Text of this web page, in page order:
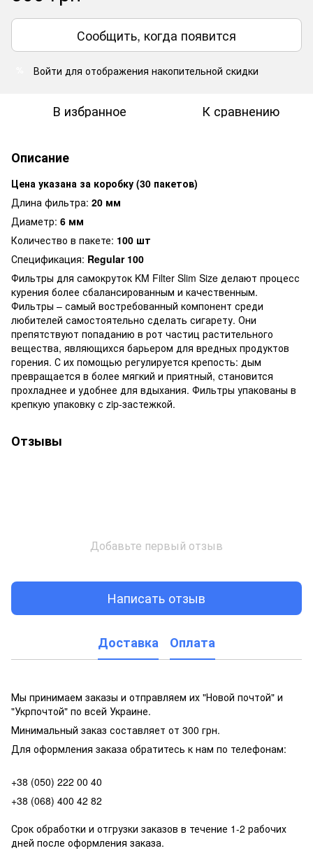
Сообщить, когда появится
Войти для отображения накопительной скидки
В избранное К сравнению
Описание
Цена указана за коробку (30 пакетов)
Длина фильтра: 20 мм
Диаметр: 6 мм
Количество в пакете: 100 шт
Спецификация: Regular 100
Фильтры для самокруток KM Filter Slim Size делают процесс
курения более сбалансированным и качественным.
Фильтры – самый востребованный компонент среди
любителей самостоятельно сделать сигарету. Они
препятствуют попаданию в рот частиц растительного
вещества, являющихся барьером для вредных продуктов
горения. С их помощью регулируется крепость: дым
превращается в более мягкий и приятный, становится
прохладнее и удобнее для вдыхания. Фильтры упакованы в
крепкую упаковку с zip-застежкой.
Отзывы
Добавьте первый отзыв
Написать отзыв
Доставка Оплата
Мы принимаем заказы и отправляем их "Новой почтой" и
"Укрпочтой" по всей Украине.
Минимальный заказ составляет от 300 грн.
Для оформления заказа обратитесь к нам по телефонам:
+38 (050) 222 00 40
+38 (068) 400 42 82
Срок обработки и отгрузки заказов в течение 1-2 рабочих
дней после оформления заказа.